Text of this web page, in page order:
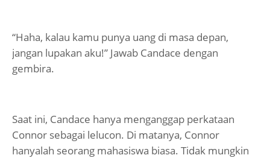
“Haha, kalau kamu punya uang di masa depan,
jangan lupakan aku!” Jawab Candace dengan
gembira.
Saat ini, Candace hanya menganggap perkataan
Connor sebagai lelucon. Di matanya, Connor
hanyalah seorang mahasiswa biasa. Tidak mungkin